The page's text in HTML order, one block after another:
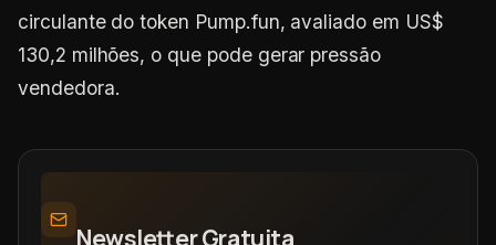
circulante do token Pump.fun, avaliado em US$
130,2 milhões, o que pode gerar pressão
vendedora.
Newsletter Gratuita